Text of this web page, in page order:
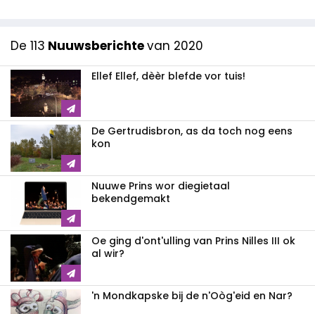
De 113 Nuuwsberichtevan 2020
Ellef Ellef, dèèr blefde vor tuis!
De Gertrudisbron, as da toch nog eens
kon
Nuuwe Prins wor diegietaal
bekendgemakt
Oe ging d'ont'ulling van Prins Nilles III ok
al wir?
'n Mondkapske bij de n'Oòg'eid en Nar?